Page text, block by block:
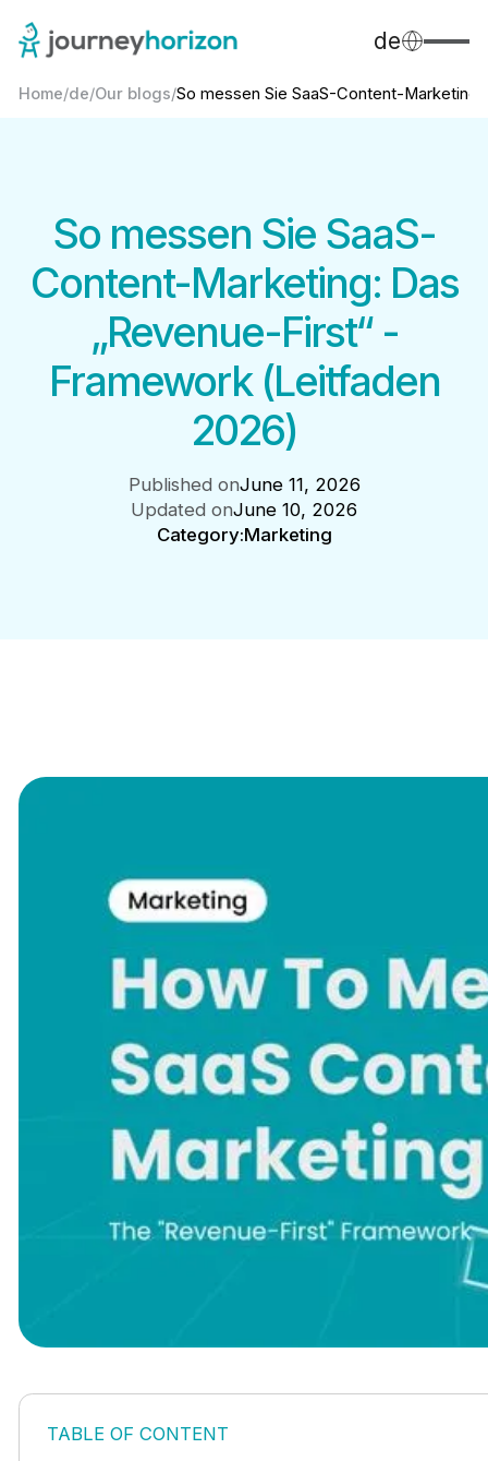
de
Home/de/Our blogs/So messen Sie SaaS-Content-
So messen Sie SaaS-
Content-Marketing: Das
„Revenue-First“ -
Framework (Leitfaden
2026)
Published onJune 11, 2026
Updated onJune 10, 2026
Category:Marketing
TABLE OF CONTENT